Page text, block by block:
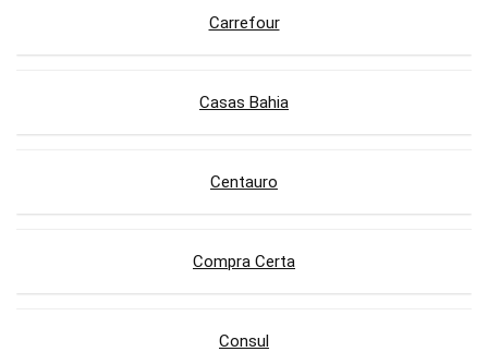
Carrefour
Casas Bahia
Centauro
Compra Certa
Consul